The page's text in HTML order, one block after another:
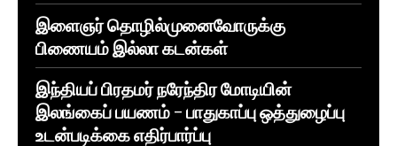
இளைஞர் தொழில்முனைவோருக்கு
பிணையம் இல்லா கடன்கள்
இந்தியப் பிரதமர் நரேந்திர மோடியின்
இலங்கைப் பயணம் – பாதுகாப்பு ஒத்துழைப்பு
உடன்படிக்கை எதிர்பார்ப்பு